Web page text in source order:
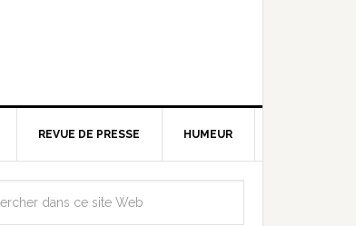
REVUE DE PRESSE HUMEUR